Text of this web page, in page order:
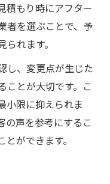
積もり時にアフター
者を選ぶことで、予
れます。
し、変更点が生じた
ことが大切です。こ
小限に抑えられま
の声を参考にするこ
ができます。